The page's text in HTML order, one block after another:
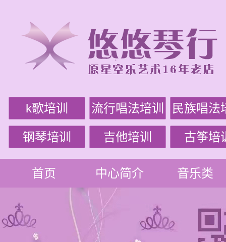
k歌培训 流行唱法培训 民族唱法
钢琴培训 吉他培训 古筝培
首页 中心简介 音乐类